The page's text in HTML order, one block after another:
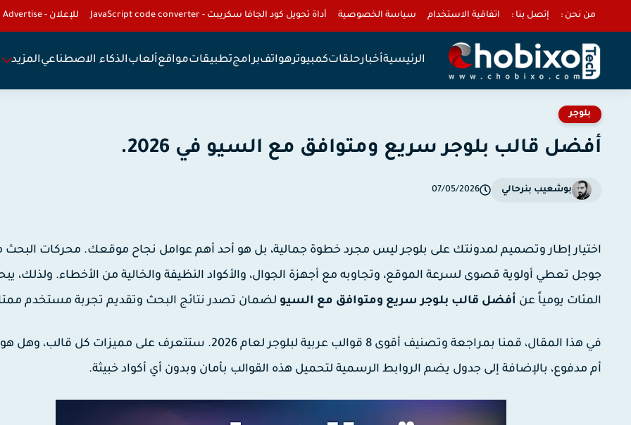
من نحن : إتصل بنا : اتفاقية الاستخدام سياسة الخصوصية أداة تحويل كود الجافا سكريبت - JavaScript code converter للإعلان - To Advertise
الرئيسيةأخبارحلقاتكمبيوترهواتفبرامجتطبيقاتمواقعألعابالذكاء الاصطناعيالمزيد
بلوجر
أفضل قالب بلوجر سريع ومتوافق مع السيو في 2026.
بوشعيب بنرحالي 07/05/2026
اختيار إطار وتصميم لمدونتك على بلوجر ليس مجرد خطوة جمالية، بل هو أحد أهم عوامل نجاح موقعك. محركات البحث
جوجل تعطي أولوية قصوى لسرعة الموقع، وتجاوبه مع أجهزة الجوال، والأكواد النظيفة والخالية من الأخطاء. ولذلك،
المئات يومياً عن أفضل قالب بلوجر سريع ومتوافق مع السيو لضمان تصدر نتائج البحث وتقديم تجربة مستخدم
في هذا المقال، قمنا بمراجعة وتصنيف أقوى 8 قوالب عربية لبلوجر لعام 2026. ستتعرف على مميزات كل
أم مدفوع، بالإضافة إلى جدول يضم الروابط الرسمية لتحميل هذه القوالب بأمان وبدون أي أكواد خبيثة.